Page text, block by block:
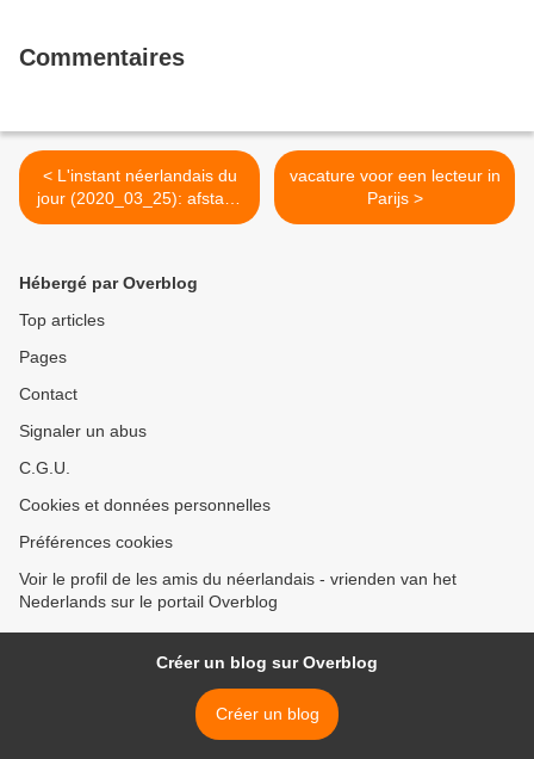
Commentaires
< L'instant néerlandais du
jour (2020_03_25): afstand
houden
vacature voor een lecteur in
Parijs >
Hébergé par Overblog
Top articles
Pages
Contact
Signaler un abus
C.G.U.
Cookies et données personnelles
Préférences cookies
Voir le profil de les amis du néerlandais - vrienden van het
Nederlands sur le portail Overblog
Créer un blog sur Overblog
Créer un blog